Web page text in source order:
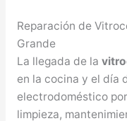
Reparación de
Grande
La llegada de la
en la cocina y el día
electrodoméstico
limpieza,